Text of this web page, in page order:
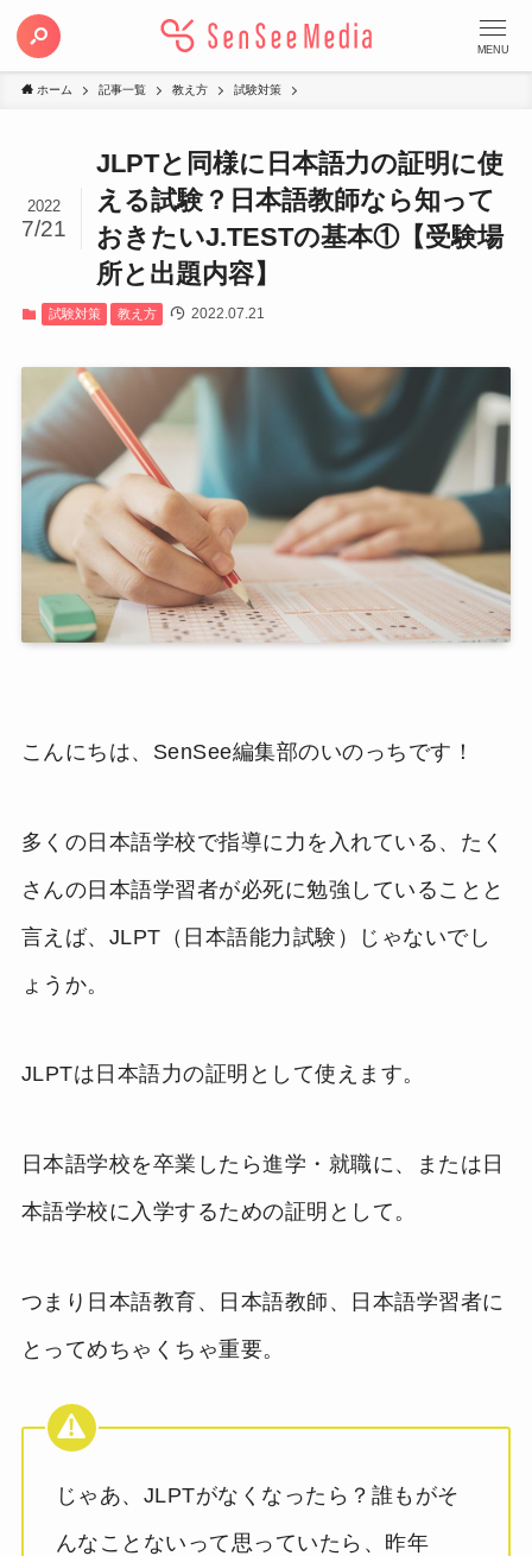
MENU
ホーム 記事一覧 教え方 試験対策
JLPTと同様に日本語力の証明に使
える試験？日本語教師なら知って
おきたいJ.TESTの基本①【受験場
所と出題内容】
2022
7/21
試験対策 教え方 2022.07.21
こんにちは、SenSee編集部のいのっちです！
多くの日本語学校で指導に力を入れている、たく
さんの日本語学習者が必死に勉強していることと
言えば、JLPT（日本語能力試験）じゃないでし
ょうか。
JLPTは日本語力の証明として使えます。
日本語学校を卒業したら進学・就職に、または日
本語学校に入学するための証明として。
つまり日本語教育、日本語教師、日本語学習者に
とってめちゃくちゃ重要。
じゃあ、JLPTがなくなったら？誰もがそ
んなことないって思っていたら、昨年